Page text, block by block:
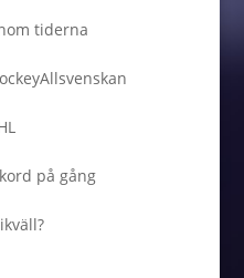
tiderna
på gång